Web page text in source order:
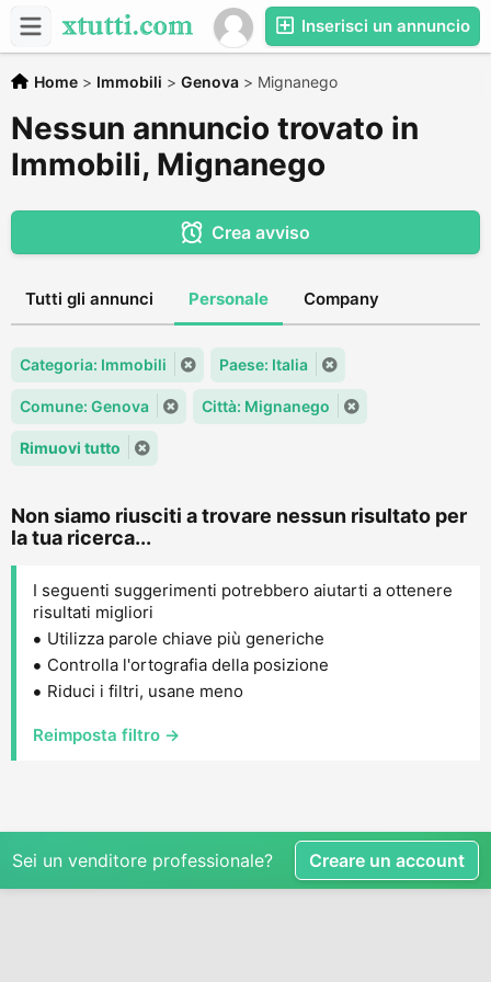
Inserisci un annuncio
Home > Immobili > Genova > Mignanego
Nessun annuncio trovato in
Immobili, Mignanego
Crea avviso
Tutti gli annunci Personale Company
Categoria: Immobili Paese: Italia
Comune: Genova Città: Mignanego
Rimuovi tutto
Non siamo riusciti a trovare nessun risultato per
la tua ricerca...
I seguenti suggerimenti potrebbero aiutarti a ottenere
risultati migliori
Utilizza parole chiave più generiche
Controlla l'ortografia della posizione
Riduci i filtri, usane meno
Reimposta filtro →
Sei un venditore professionale? Creare un account